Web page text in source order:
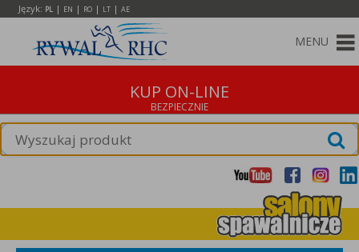
Język: PL | EN | RO | LT | AE
MENU
KUP ON-LINE